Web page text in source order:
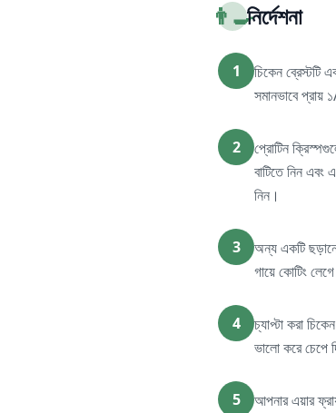
👨‍🍳নির্দেশনা
1
চিকেন ব্রেস্টটি
সমানভাবে প্রায়
2
প্রোটিন
বাটিতে নিন
নিন।
3
অন্য একটি
গায়ে কোটিং
4
চ্যাপ্টা করা
ভালো করে চেপে
5
আপনার এয়ার